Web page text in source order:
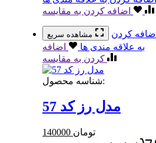
اضافه کردن به مقایسه
مشاهده سریع
اضافه کردن
به علاقه مندی ها
اضافه
کردن به مقایسه
شناسه محصول:
مدل رز کد 57
140000 تومان